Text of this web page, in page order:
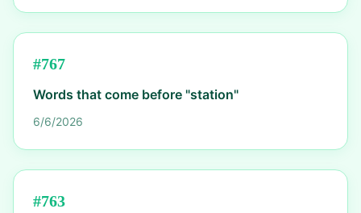
#767
Words that come before "station"
6/6/2026
#763